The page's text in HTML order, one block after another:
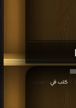
كتب في
| التحميل :